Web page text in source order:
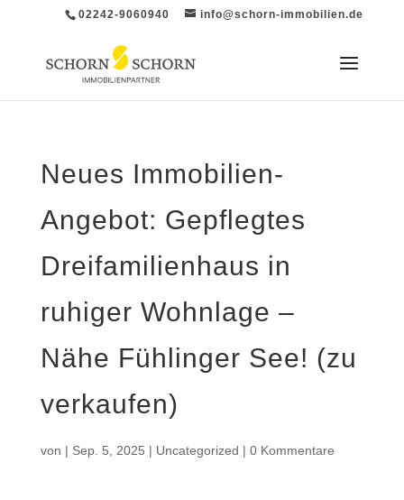
02242-9060940 info@schorn-immobilien.de
Neues Immobilien-
Angebot: Gepflegtes
Dreifamilienhaus in
ruhiger Wohnlage –
Nähe Fühlinger See! (zu
verkaufen)
von | Sep. 5, 2025 | Uncategorized | 0 Kommentare